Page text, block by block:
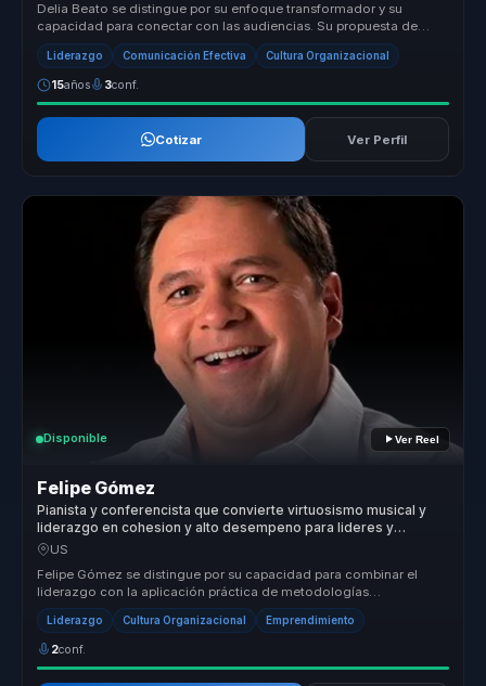
Delia Beato se distingue por su enfoque transformador y su
capacidad para conectar con las audiencias. Su propuesta de
valor radica en su...
Liderazgo Comunicación Efectiva Cultura Organizacional
15años 3conf.
Cotizar Ver Perfil
Disponible Ver Reel
Felipe Gómez
Pianista y conferencista que convierte virtuosismo musical y
liderazgo en cohesion y alto desempeno para lideres y
equipos.
US
Felipe Gómez se distingue por su capacidad para combinar el
liderazgo con la aplicación práctica de metodologías
innovadoras que transfor...
Liderazgo Cultura Organizacional Emprendimiento
2conf.